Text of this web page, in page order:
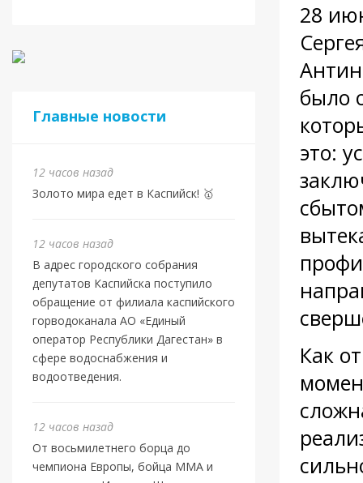
Главные новости
12 часов назад
Золото мира едет в Каспийск! 🥇
12 часов назад
В адрес городского собрания
депутатов Каспийска поступило
обращение от филиала каспийского
горводоканала АО «Единый
оператор Республики Дагестан» в
сфере водоснабжения и
водоотведения.
12 часов назад
От восьмилетнего борца до
чемпиона Европы, бойца ММА и
28
было
это:
Как